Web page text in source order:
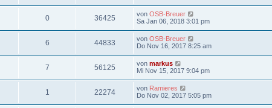
0 36425 von OSB-Breuer
Sa Jan 06, 2018 3:01 pm
6 44833 von OSB-Breuer
Do Nov 16, 2017 8:25 am
7 56125 von markus
Mi Nov 15, 2017 9:04 pm
1 22274 von Ramieres
Do Nov 02, 2017 5:05 pm